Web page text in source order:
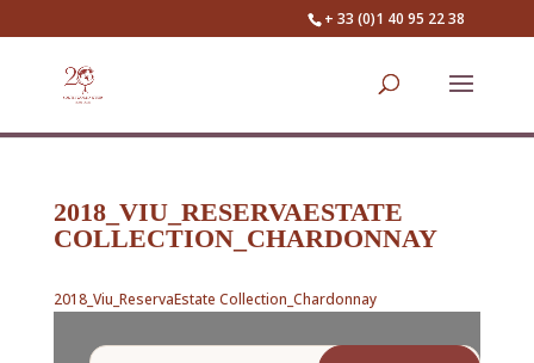
+ 33 (0)1 40 95 22 38
2018_VIU_RESERVAESTATE
COLLECTION_CHARDONNAY
2018_Viu_ReservaEstate Collection_Chardonnay